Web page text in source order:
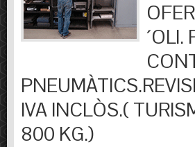
´OLI.
IVA INCLÒS.(
800 KG.)